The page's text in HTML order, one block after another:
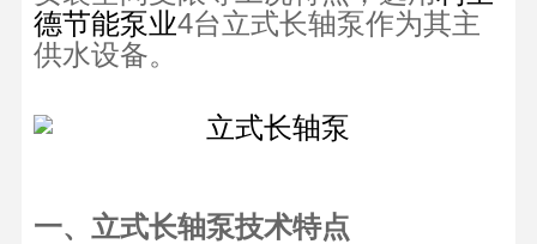
德节能泵业4台立式长轴泵作为其主
供水设备。
一、立式长轴泵技术特点